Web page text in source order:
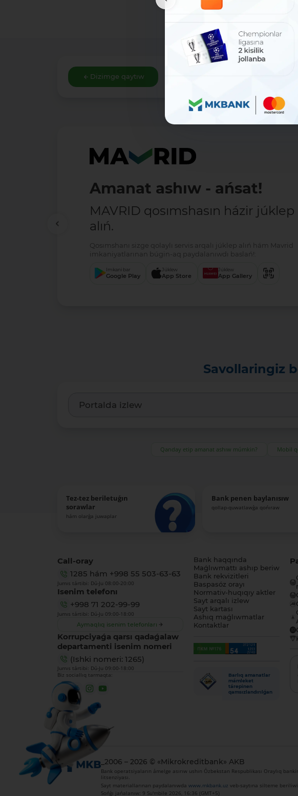
Dizimge qaytıw
Biypul ótkermeler
5 million sumǵa shekem
ótkermeler - tolıq biypul!
Qosımshanı sizge qolaylı servis arqalı júklep alıń hám Mavrid
imkaniyatlarınan búgin-aq paydalanıwdı baslań!:
Imkani bar
Google Play
Júklew
App Store
Júklew
App Gallery
Savollaringiz
Qanday etip amanat ashıw múmkin? Mobil
Tez-tez beriletuǵın
sorawlar
hám olarǵa juwaplar
Bank penen baylanısıw
qollap-quwatlawǵa qońıraw
Call-oray
1285 hám +998 55 503-63-63
Jumıs tártibi: Dú-Ju 08:00-20:00
Isenim telefonı
+998 71 202-99-99
Jumıs tártibi: Dú-Ju 09:00-18:00
Aymaqlıq isenim telefonları
Korrupciyaǵa qarsı qadaǵalaw
departamenti isenim nomeri
(Ishki nomeri: 1265)
Jumıs tártibi: Dú-Ju 09:00-18:00
Biz sociallıq tarmaqta:
Bank haqqında
Maǵlıwmattı ashıp beriw
Bank rekvizitleri
Baspasóz orayı
Normativ-huqıqıy aktler
Sayt arqalı izlew
Sayt kartası
Ashıq maǵlıwmatlar
Kontaktlar
Barlıq amanatlar
mámleket
tárepinen
qamsızlandırılǵan
_2006 – 2026 © «Mikrokreditbank» AKB
Bank operatsiyaların ámelge asırıw ushın Ózbekstan Respublikası Oraylıq
litsenziyası.
Sayt materiallarınan paydalanıwdawww.mkbank.uz veb-saytına silteme beriliwi
Sońǵı jańalanıw: 9 Su'mbile 2026, 16:36 (GMT+5)